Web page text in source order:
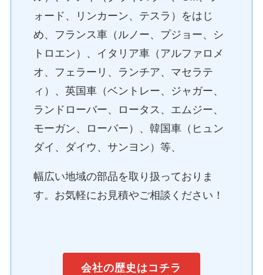
ォード、リンカーン、テスラ）をはじ
め、フランス車（ルノー、プジョー、シ
トロエン）、イタリア車（アルファロメ
オ、フェラーリ、ランチア、マセラテ
ィ）、英国車（ベントレー、ジャガー、
ランドローバー、ロータス、エムジー、
モーガン、ローバー）、韓国車（ヒュン
ダイ、ダイウ、サンヨン）等、
幅広い地域の部品を取り扱っておりま
す。お気軽にお見積やご相談ください！
会社の歴史 はコチラ